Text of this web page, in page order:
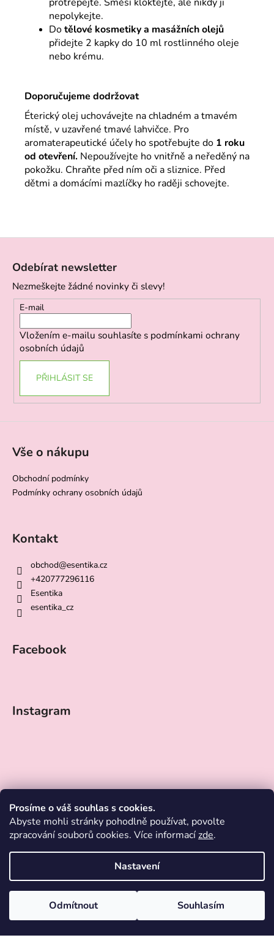
Prosíme o váš souhlas s cookies.
Abyste mohli stránky pohodlně používat, povolte
zpracování souborů cookies. Více informacízde.
Nastavení
Odmítnout Souhlasím
nepolykejte.
Dotělové kosmetiky a masážních olejů
přidejte 2 kapky do 10 ml rostlinného oleje
nebo krému.
Doporučujeme dodržovat
Éterický olej uchovávejte na chladném a tmavém
místě, v uzavřené tmavé lahvičce. Pro
aromaterapeutické účely ho spotřebujte do 1 roku
od otevření. Nepoužívejte ho vnitřně a neředěný na
pokožku. Chraňte před ním oči a sliznice. Před
dětmi a domácími mazlíčky ho raději schovejte.
Odebírat newsletter
Nezmeškejte žádné novinky či slevy!
E-mail
Vložením e-mailu souhlasíte s podmínkami ochrany
osobních údajů
PŘIHLÁSIT SE
Vše o nákupu
Obchodní podmínky
Podmínky ochrany osobních údajů
Kontakt
obchod@esentika.cz
+420777296116
Esentika
esentika_cz
Facebook
Instagram
Sledovat na Instagramu
Copyright 2026ESENTIKA. Všechna práva vyhrazena.Upravit